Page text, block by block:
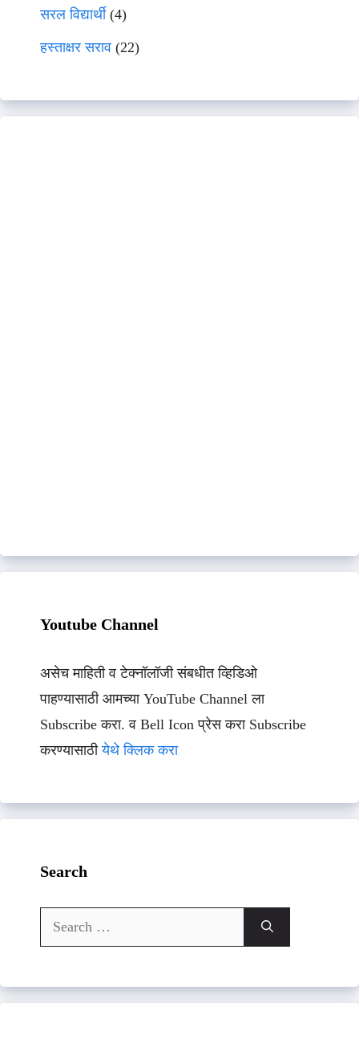
सरल विद्यार्थी(4)
हस्ताक्षर सराव (22)
Youtube Channel
असेच माहिती व टेक्नॉलॉजी संबधीत व्हिडिओ
पाहण्यासाठी आमच्या YouTube Channel ला
Subscribe करा. व Bell Icon प्रेस करा Subscribe
करण्यासाठीयेथे क्लिक करा
Search
Search
for: